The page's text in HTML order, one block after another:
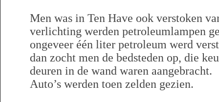
Men was in Ten Have ook verstoken
verlichting werden petroleumlampen
ongeveer één liter petroleum werd
dan zocht men de bedsteden op, die
deuren in de wand waren aangebracht.
Auto’s werden toen zelden gezien.